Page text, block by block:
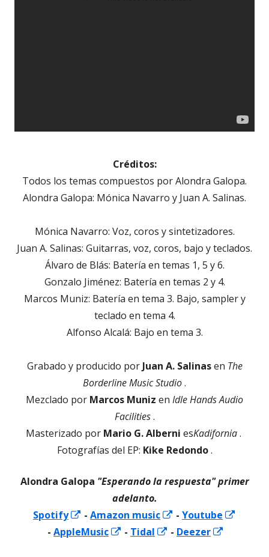
Créditos:
Todos los temas compuestos por Alondra Galopa.
Alondra Galopa: Mónica Navarro y Juan A. Salinas.
Mónica Navarro: Voz, coros y sintetizadores.
Juan A. Salinas: Guitarras, voz, coros, bajo y teclados.
Álvaro de Blás: Batería en temas 1, 5 y 6.
Gonzalo Jiménez: Batería en temas 2 y 4.
Marcos Muniz: Batería en tema 3. Bajo, sampler y
teclado en tema 4.
Alfonso Alcalá: Bajo en tema 3.
Grabado y producido por Juan A. Salinasen The
Borderline Music Studio.
Mezclado por Marcos Muniz en Idle Hands Audio
Facilities.
Masterizado por Mario G. Alberni esKadifornia.
Fotografías del EP: Kike Redondo.
Alondra Galopa "Esperando la respuesta" primer
adelanto.
Spotify
Abrir
en
- Amazon music
Abrir
en
- Youtube
Abrir
- AppleMusic
Abrir
- Tidal
Abrir
- Deezer